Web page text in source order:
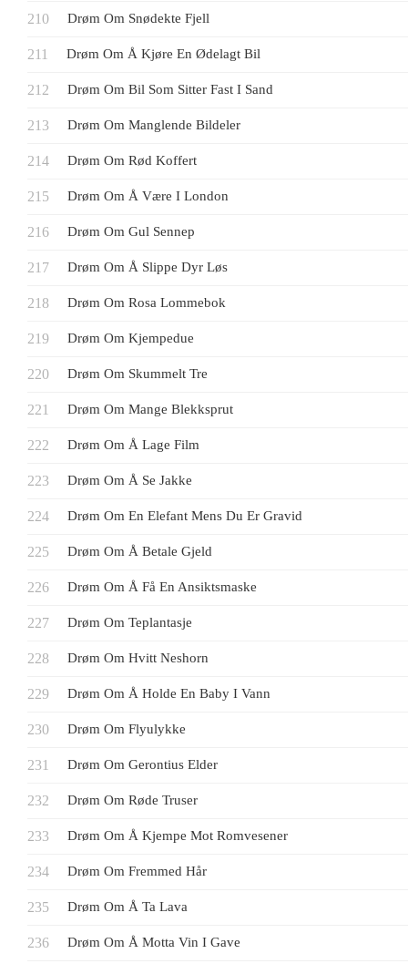
Drøm Om Snødekte Fjell
Drøm Om Å Kjøre En Ødelagt Bil
Drøm Om Bil Som Sitter Fast I Sand
Drøm Om Manglende Bildeler
Drøm Om Rød Koffert
Drøm Om Å Være I London
Drøm Om Gul Sennep
Drøm Om Å Slippe Dyr Løs
Drøm Om Rosa Lommebok
Drøm Om Kjempedue
Drøm Om Skummelt Tre
Drøm Om Mange Blekksprut
Drøm Om Å Lage Film
Drøm Om Å Se Jakke
Drøm Om En Elefant Mens Du Er Gravid
Drøm Om Å Betale Gjeld
Drøm Om Å Få En Ansiktsmaske
Drøm Om Teplantasje
Drøm Om Hvitt Neshorn
Drøm Om Å Holde En Baby I Vann
Drøm Om Flyulykke
Drøm Om Gerontius Elder
Drøm Om Røde Truser
Drøm Om Å Kjempe Mot Romvesener
Drøm Om Fremmed Hår
Drøm Om Å Ta Lava
Drøm Om Å Motta Vin I Gave